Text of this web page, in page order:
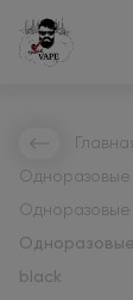
Одноразовые
black